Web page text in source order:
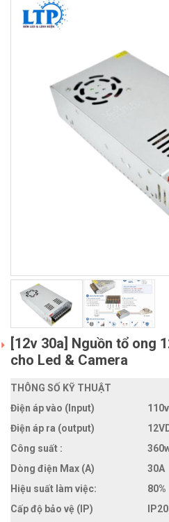
[12v 30a] Nguồn tổ ong
cho Led & Camera
THÔNG SỐ KỸ THUẬT
Điện áp vào (Input)
Điện áp ra (output)
Công suất :
Dòng điện Max (A)
30A
Hiệu suất làm việc:
80%
Cấp độ bảo vệ (IP)